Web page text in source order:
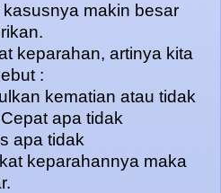
makin besar
keparahan, artinya kita
:
kematian atau tidak
apa tidak
apa tidak
keparahannya maka